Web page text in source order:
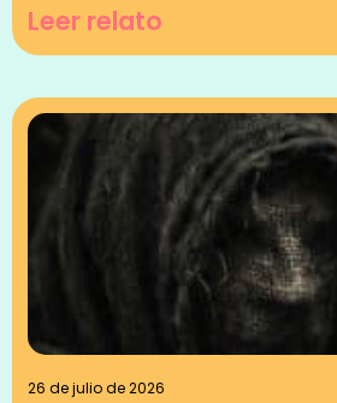
Leer relato
26 de julio de 2026